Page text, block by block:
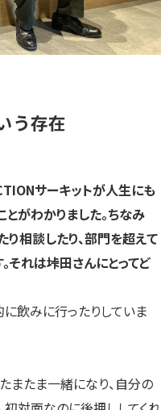
う存在
サーキットが人生にも
がわかりました。ちなみ
相談したり、部門を超えて
それは垰田さんにとってど
飲みに行ったりしていま
またま一緒になり、自分の